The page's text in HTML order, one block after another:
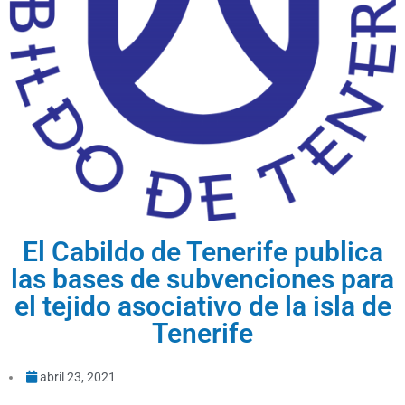
El Cabildo de Tenerife publica
las bases de subvenciones para
el tejido asociativo de la isla de
Tenerife
abril 23, 2021